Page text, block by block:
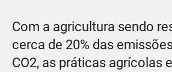
Com a agricultura sendo
cerca de 20% das
CO2, as práticas agrícolas